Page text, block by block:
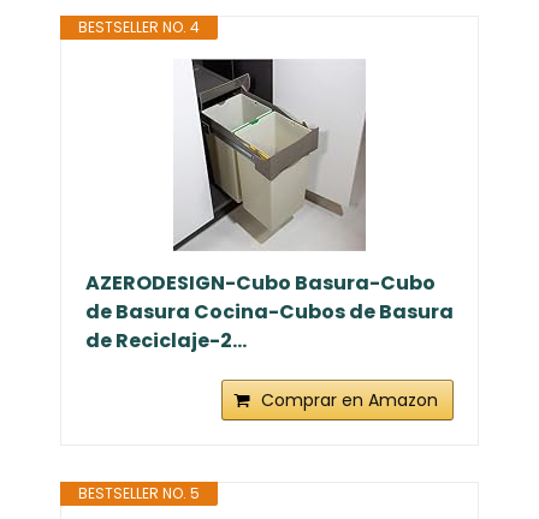
BESTSELLER NO. 4
AZERODESIGN-Cubo Basura-Cubo
de Basura Cocina-Cubos de Basura
de Reciclaje-2...
Comprar en Amazon
BESTSELLER NO. 5